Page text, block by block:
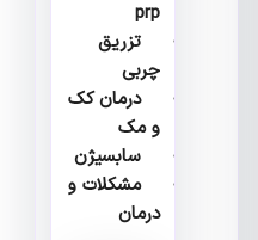
تزریق
چربی
درمان کک
و مک
سابسیژن
مشکلات و
درمان